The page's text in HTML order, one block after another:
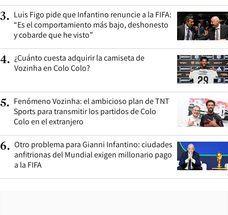
3. Luis Figo pide que Infantino renuncie a la FIFA:
“Es el comportamiento más bajo, deshonesto
y cobarde que he visto”
4. ¿Cuánto cuesta adquirir la camiseta de
Vozinha en Colo Colo?
5. Fenómeno Vozinha: el ambicioso plan de TNT
Sports para transmitir los partidos de Colo
Colo en el extranjero
6. Otro problema para Gianni Infantino: ciudades
anfitrionas del Mundial exigen millonario pago
a la FIFA